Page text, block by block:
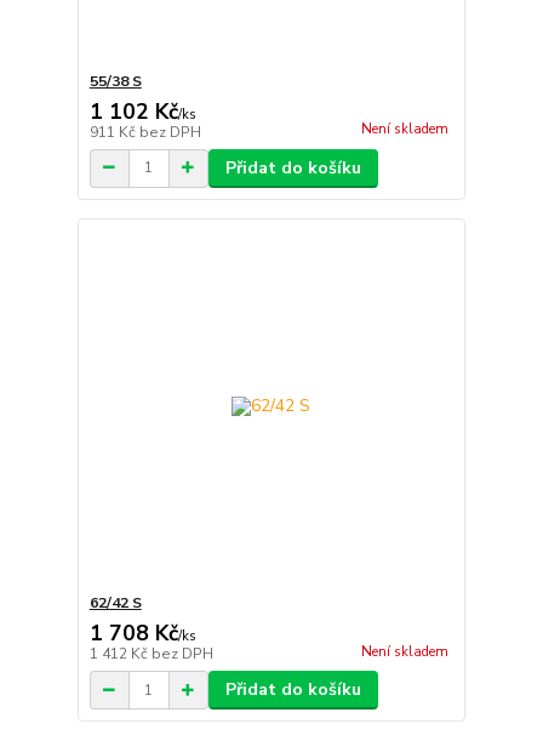
55/38 S
1 102 Kč/ks
911 Kč bez DPH Není skladem
Přidat do košíku
62/42 S
1 708 Kč/ks
1 412 Kč bez DPH Není skladem
Přidat do košíku